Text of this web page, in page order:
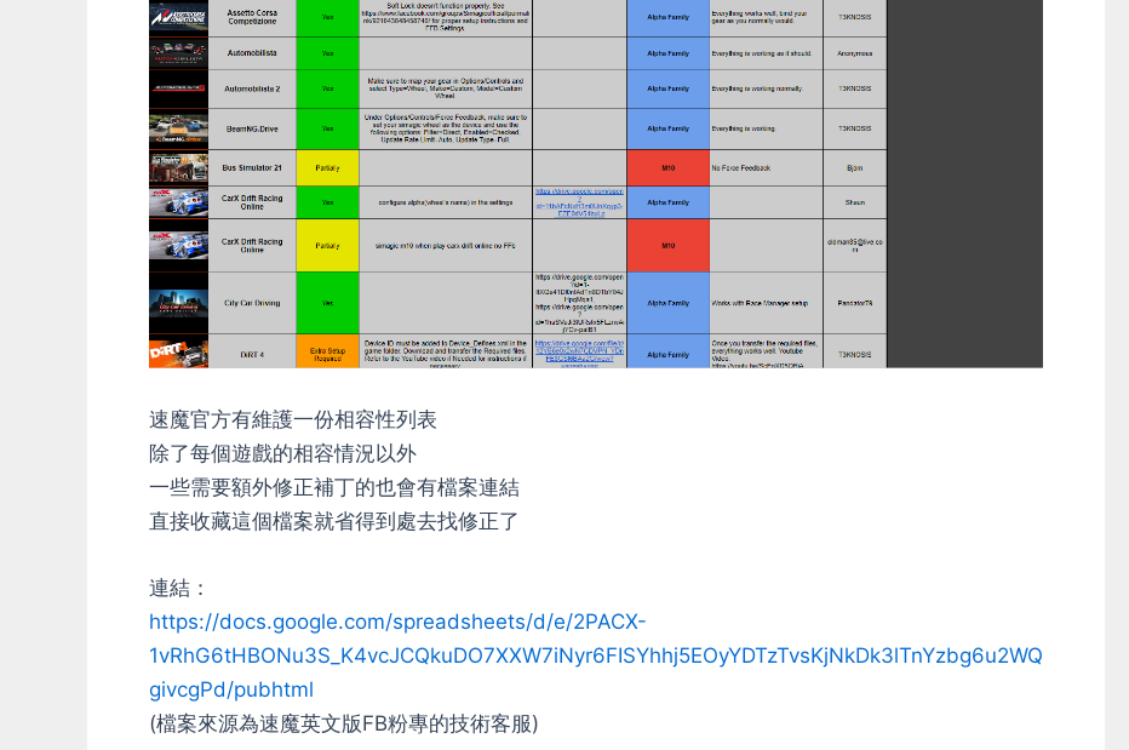
速魔官方有維護一份相容性列表
除了每個遊戲的相容情況以外
一些需要額外修正補丁的也會有檔案連結
直接收藏這個檔案就省得到處去找修正了
連結：
https://docs.google.com/spreadsheets/d/e/2PACX-
1vRhG6tHBONu3S_K4vcJCQkuDO7XXW7iNyr6FISYhhj5EOyYDTzTvsKjNkDk3lTnYzbg6u2WQ
givcgPd/pubhtml
(檔案來源為速魔英文版FB粉專的技術客服)